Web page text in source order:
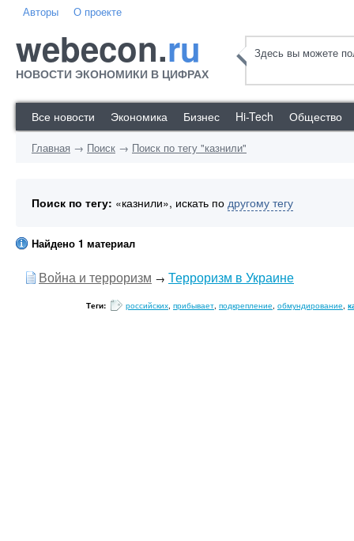
Авторы О проекте
webecon.ru
НОВОСТИ ЭКОНОМИКИ В ЦИФРАХ
Здесь вы можете
Все новости Экономика Бизнес Hi-Tech Общество
Главная → Поиск → Поиск по тегу "казнили"
Поиск по тегу: «казнили», искать по другому тегу
Найдено 1 материал
Война и терроризм → Терроризм в Украине
Теги: российских, прибывает, подкрепление, обмундирование,